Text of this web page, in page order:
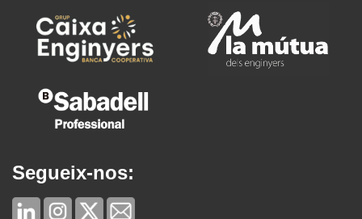
Segueix-nos: